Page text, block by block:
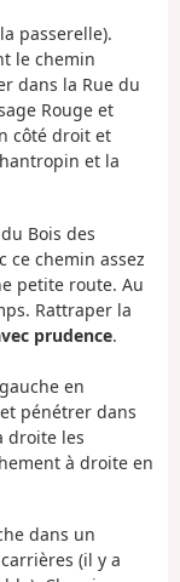
passerelle).
le chemin
dans la Rue du
Rouge et
côté droit et
et la
Bois des
ce chemin assez
petite route. Au
Rattraper la
prudence.
en
pénétrer dans
droite les
à droite en
dans un
(il y a